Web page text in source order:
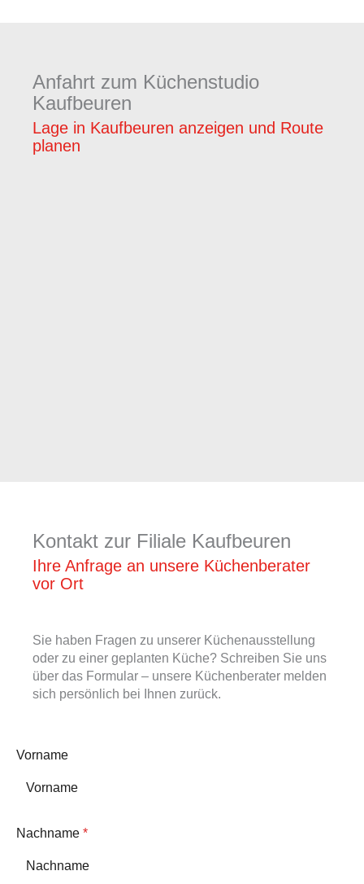
Anfahrt zum Küchenstudio
Kaufbeuren
Lage in Kaufbeuren anzeigen und Route
planen
Kontakt zur Filiale Kaufbeuren
Ihre Anfrage an unsere Küchenberater
vor Ort
Sie haben Fragen zu unserer Küchenausstellung
oder zu einer geplanten Küche? Schreiben Sie uns
über das Formular – unsere Küchenberater melden
sich persönlich bei Ihnen zurück.
Vorname
Nachname *